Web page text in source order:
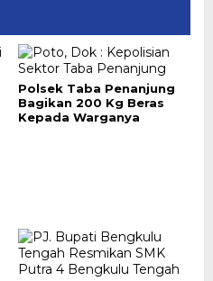
Polsek Taba Penanjung
Bagikan 200 Kg Beras
Kepada Warganya